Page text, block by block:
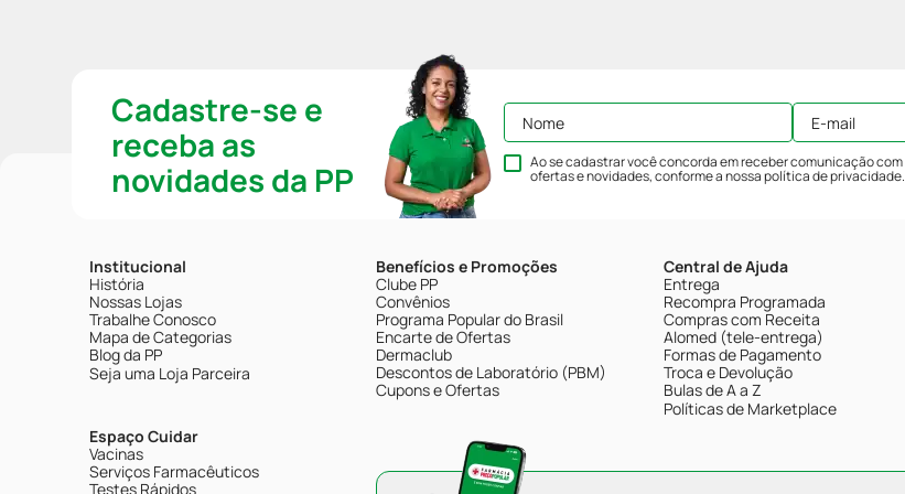
Cadastre-se e
receba as
novidades da PP
Ao se cadastrar você concorda em receber comunicação com
ofertas e novidades, conforme a nossapolítica de privacidade.
Institucional
História
Nossas Lojas
Trabalhe Conosco
Mapa de Categorias
Blog da PP
Seja uma Loja Parceira
Espaço Cuidar
Vacinas
Serviços Farmacêuticos
Testes Rápidos
Benefícios e Promoções
Clube PP
Convênios
Programa Popular do Brasil
Encarte de Ofertas
Dermaclub
Descontos de Laboratório (PBM)
Cupons e Ofertas
Central de Ajuda
Entrega
Recompra Programada
Compras com Receita
Alomed (tele-entrega)
Formas de Pagamento
Troca e Devolução
Bulas de A a Z
Políticas de Marketplace